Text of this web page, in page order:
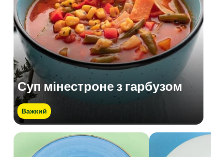
Суп мінестроне з гарбузом
Важкий